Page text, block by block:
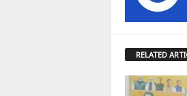
RELATED